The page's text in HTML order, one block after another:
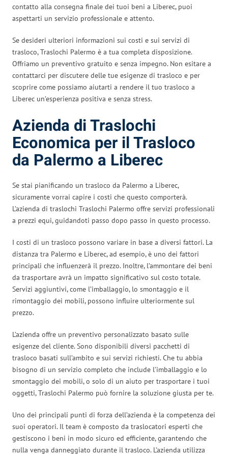
contatto alla consegna finale dei tuoi beni a Liberec, puoi
aspettarti un servizio professionale e attento.
Se desideri ulteriori informazioni sui costi e sui servizi di
trasloco, Traslochi Palermo è a tua completa disposizione.
Offriamo un preventivo gratuito e senza impegno. Non esitare a
contattarci per discutere delle tue esigenze di trasloco e per
scoprire come possiamo aiutarti a rendere il tuo trasloco a
Liberec un’esperienza positiva e senza stress.
Azienda di Traslochi
Economica per il Trasloco
da Palermo a Liberec
Se stai pianificando un trasloco da Palermo a Liberec,
sicuramente vorrai capire i costi che questo comporterà.
L’azienda di traslochi Traslochi Palermo offre servizi professionali
a prezzi equi, guidandoti passo dopo passo in questo processo.
I costi di un trasloco possono variare in base a diversi fattori. La
distanza tra Palermo e Liberec, ad esempio, è uno dei fattori
principali che influenzerà il prezzo. Inoltre, l’ammontare dei beni
da trasportare avrà un impatto significativo sul costo totale.
Servizi aggiuntivi, come l’imballaggio, lo smontaggio e il
rimontaggio dei mobili, possono influire ulteriormente sul
prezzo.
L’azienda offre un preventivo personalizzato basato sulle
esigenze del cliente. Sono disponibili diversi pacchetti di
trasloco basati sull’ambito e sui servizi richiesti. Che tu abbia
bisogno di un servizio completo che include l’imballaggio e lo
smontaggio dei mobili, o solo di un aiuto per trasportare i tuoi
oggetti, Traslochi Palermo può fornire la soluzione giusta per te.
Uno dei principali punti di forza dell’azienda è la competenza dei
suoi operatori. Il team è composto da traslocatori esperti che
gestiscono i beni in modo sicuro ed efficiente, garantendo che
nulla venga danneggiato durante il trasloco. L’azienda utilizza